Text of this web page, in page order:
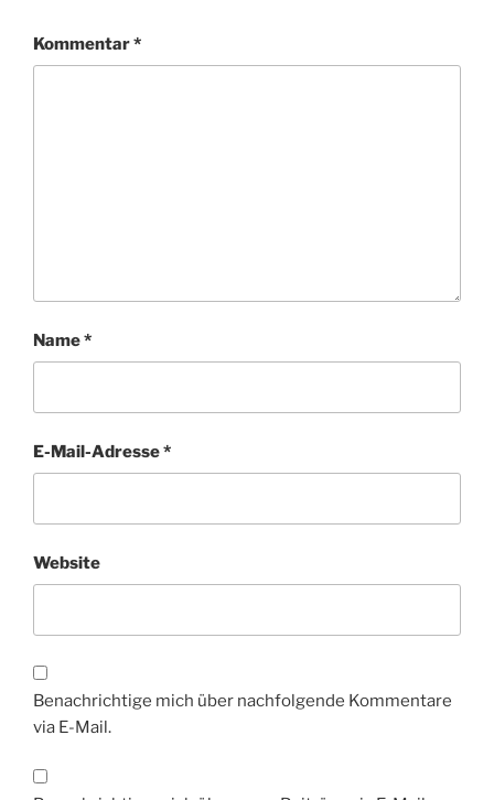
Kommentar*
Name*
E-Mail-Adresse*
Website
Benachrichtige mich über nachfolgende Kommentare
via E-Mail.